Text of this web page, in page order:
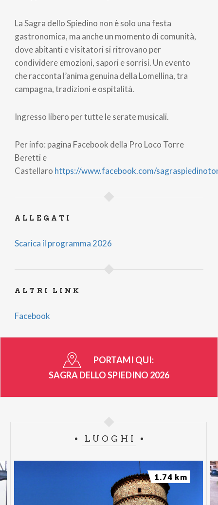
La Sagra dello Spiedino non è solo una festa
gastronomica, ma anche un momento di comunità,
dove abitanti e visitatori si ritrovano per
condividere emozioni, sapori e sorrisi. Un evento
che racconta l’anima genuina della Lomellina, tra
campagna, tradizioni e ospitalità.
Ingresso libero per tutte le serate musicali.
Per info: pagina Facebook della Pro Loco Torre
Beretti e
Castellaro https://www.facebook.com/
ALLEGATI
Scarica il programma 2026
ALTRI LINK
Facebook
PORTAMI QUI:
SAGRA DELLO SPIEDINO 2026
LUOGHI
1.74 km